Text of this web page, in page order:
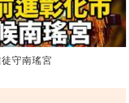
守南瑤宮